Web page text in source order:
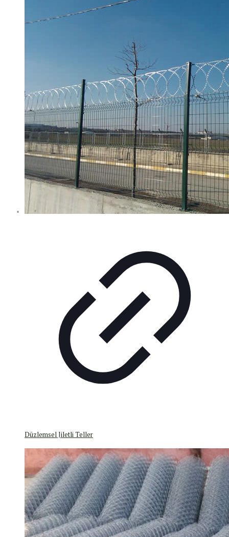
Düzlemsel Jiletli Teller